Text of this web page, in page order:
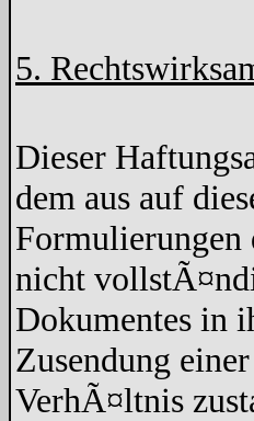
5.
Dieser
dem aus auf
Formulierungen
nicht
Dokumentes in
Zusendung
VerhÃ¤ltnis